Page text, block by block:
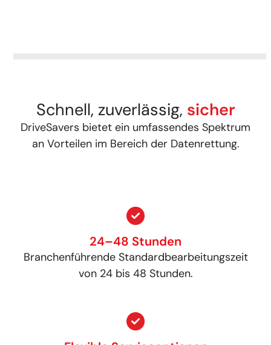
Schnell, zuverlässig, sicher
DriveSavers bietet ein umfassendes Spektrum
an Vorteilen im Bereich der Datenrettung.
24–48 Stunden
Branchenführende Standardbearbeitungszeit
von 24 bis 48 Stunden.